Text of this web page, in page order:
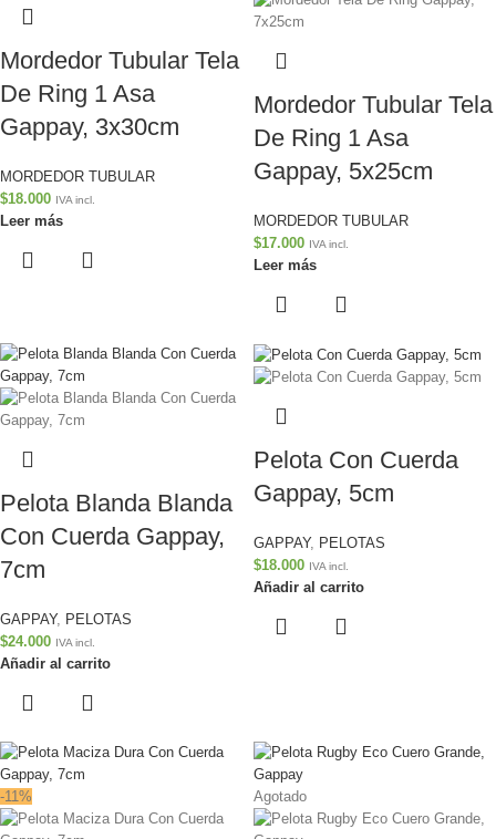
Mordedor Tubular Tela
De Ring 1 Asa
Gappay, 3x30cm
MORDEDOR TUBULAR
$18.000 IVA incl.
Leer más
Mordedor Tubular Tela
De Ring 1 Asa
Gappay, 5x25cm
MORDEDOR TUBULAR
$17.000 IVA incl.
Leer más
Pelota Blanda Blanda
Con Cuerda Gappay,
7cm
GAPPAY, PELOTAS
$24.000 IVA incl.
Añadir al carrito
Pelota Con Cuerda
Gappay, 5cm
GAPPAY, PELOTAS
$18.000 IVA incl.
Añadir al carrito
-11% Agotado